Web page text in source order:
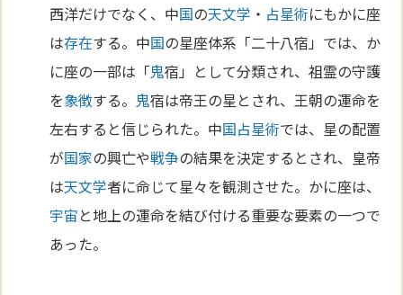
西洋だけでなく、中国の天文学 ・ 占星術にもかに座
は存在する。中国の星座体系「二十八宿」では、か
に座の一部は「鬼宿」として分類され、祖霊の守護
を象徴する。 鬼宿は帝王の星とされ、王朝の運命を
左右すると信じられた。中国占星術では、星の配置
が国家の興亡や戦争の結果を決定するとされ、皇帝
は天文学者に命じて星々を観測させた。かに座は、
宇宙と地上の運命を結び付ける重要な要素の一つで
あった。